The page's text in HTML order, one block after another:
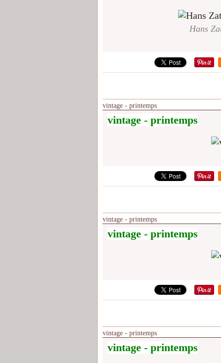
Hans
vintage - printemps
vintage - printemps
vintage - printemps
vintage - printemps
vintage - printemps
vintage - printemps